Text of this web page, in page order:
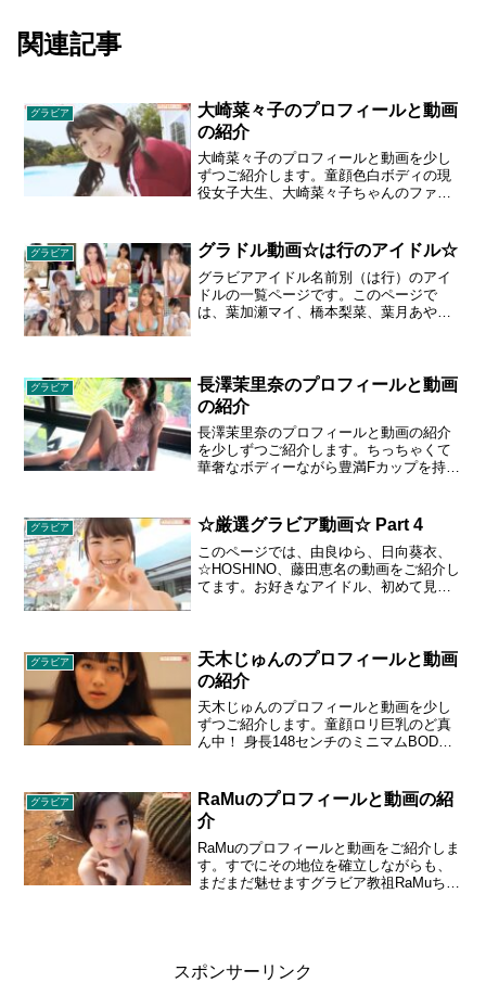
関連記事
グラビア
大崎菜々子のプロフィールと動画
の紹介
大崎菜々子のプロフィールと動画を少し
ずつご紹介します。童顔色白ボディの現
役女子大生、大崎菜々子ちゃんのファー
なを癒します。ファースト作品ながら衣
装も大胆で積極的！プロフィール：おお
さきななこ/1997年4月11日生まれ/出身地
神奈川県/A型/身長 155 cm/B83 - W56 -
H83 cm/Gカップ。
グラビア グラドル動画☆は行のアイドル☆
グラビアアイドル名前別（は行）のアイ
ドルの一覧ページです。このページで
は、葉加瀬マイ、橋本梨菜、葉月あや、
野みなみ、林田百加、花咲来夢を紹介し
ます。お好きなアイドル、初めて見たア
イドル、懐かしいアイドル、ちょっぴり
セクシーなアイドルを見て、癒しの時間
をお過ごしいただけると嬉しいです。目
の保養にどうぞお召し上がりください。
グラビア
長澤茉里奈のプロフィールと動画
の紹介
長澤茉里奈のプロフィールと動画の紹介
を少しずつご紹介します。ちっちゃくて
華奢なボディーながら豊満Fカップを持つ
ットに魅了される。生年月日 1995年10月
8日 出身地 埼玉県熊谷市 血液型 O型 身
長 153 cm スリーサイズ 82 - 52 - 83 cm
カップサイズ F
グラビア ☆厳選グラビア動画☆ Part 4
このページでは、由良ゆら、日向葵衣、
☆HOSHINO、藤田恵名の動画をご紹介し
てます。お好きなアイドル、初めて見た
グラビア
天木じゅんのプロフィールと動画
の紹介
天木じゅんのプロフィールと動画を少し
ずつご紹介します。童顔ロリ巨乳のど真
ん中！ 身長148センチのミニマムBODY
る･･････グラビア界唯一無二の“たわわ
感”に全男子ノックアウト！1995年10月16
日生まれ 兵庫県伊丹市出身 A型 身長 149
cm スリーサイズ 95 - 59 - 93 cm Iカップ
グラビア
RaMuのプロフィールと動画の紹
介
RaMuのプロフィールと動画をご紹介しま
す。すでにその地位を確立しながらも、
まだまだ魅せますグラビア教祖RaMuちゃ
cm/B90 - W58 - H80 cm/Hカップ。
スポンサーリンク